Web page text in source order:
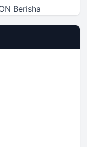
Berisha